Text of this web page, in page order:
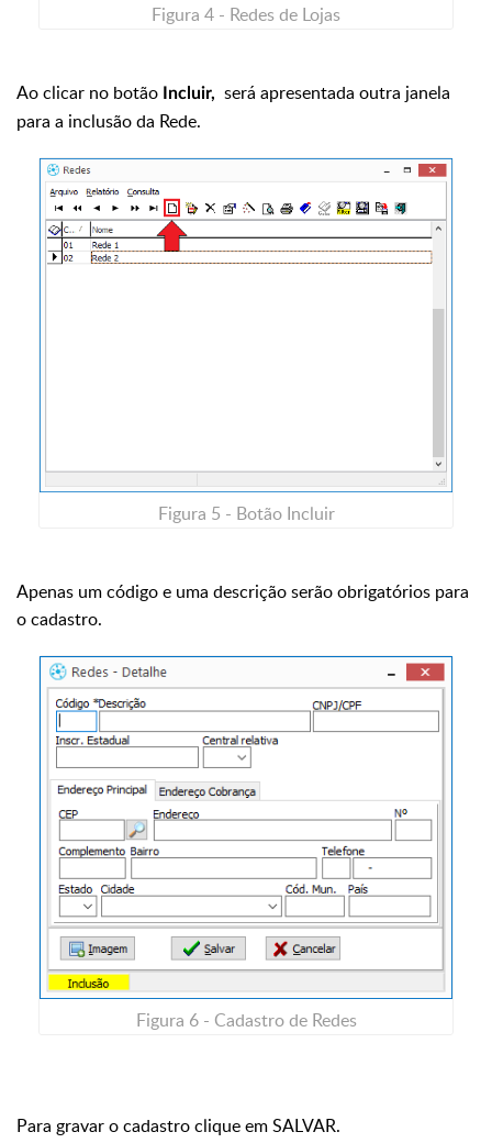
Figura 4 - Redes de Lojas
Ao clicar no botão Incluir, será apresentada outra janela
para a inclusão da Rede.
Figura 5 - Botão Incluir
Apenas um código e uma descrição serão obrigatórios para
o cadastro.
Figura 6 - Cadastro de Redes
Para gravar o cadastro clique em SALVAR.